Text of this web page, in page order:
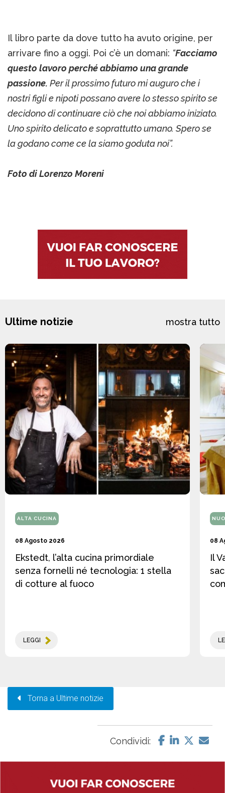
Il libro parte da dove tutto ha avuto origine, per
arrivare fino a oggi. Poi c’è un domani: “Facciamo
questo lavoro perché abbiamo una grande
passione. Per il prossimo futuro mi auguro che i
nostri figli e nipoti possano avere lo stesso spirito se
decidono di continuare ciò che noi abbiamo iniziato.
Uno spirito delicato e soprattutto umano. Spero se
la godano come ce la siamo goduta noi”.
Foto di Lorenzo Moreni
Ultime notizie mostra tutto
ALTA CUCINA
08 Agosto 2026
Ekstedt, l’alta cucina primordiale
senza fornelli né tecnologia: 1 stella
di cotture al fuoco
LEGGI
08
Il
Torna a Ultime notizie
Condividi: